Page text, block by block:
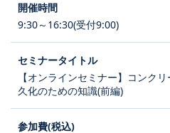
9:30～16:30(受付9:00)
【オンラインセミナー】コンク
久化のための知識(前編)